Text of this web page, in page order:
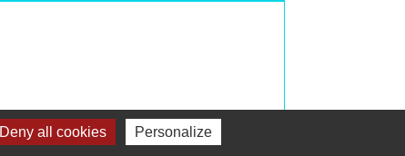
Signaler une erreur sur cette page
Deny all cookies Personalize